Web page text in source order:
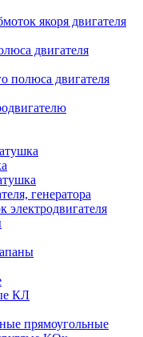
якоря двигателя
двигателя
полюса двигателя
генератора
электродвигателя
КЛ
прямоугольные